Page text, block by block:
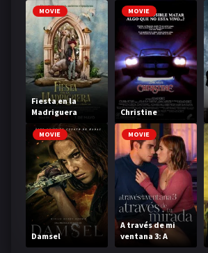
MOVIE
Fiesta en la
Madriguera
MOVIE
Christine
MOVIE
Damsel
MOVIE
A través de mi
ventana 3: A
través de tu